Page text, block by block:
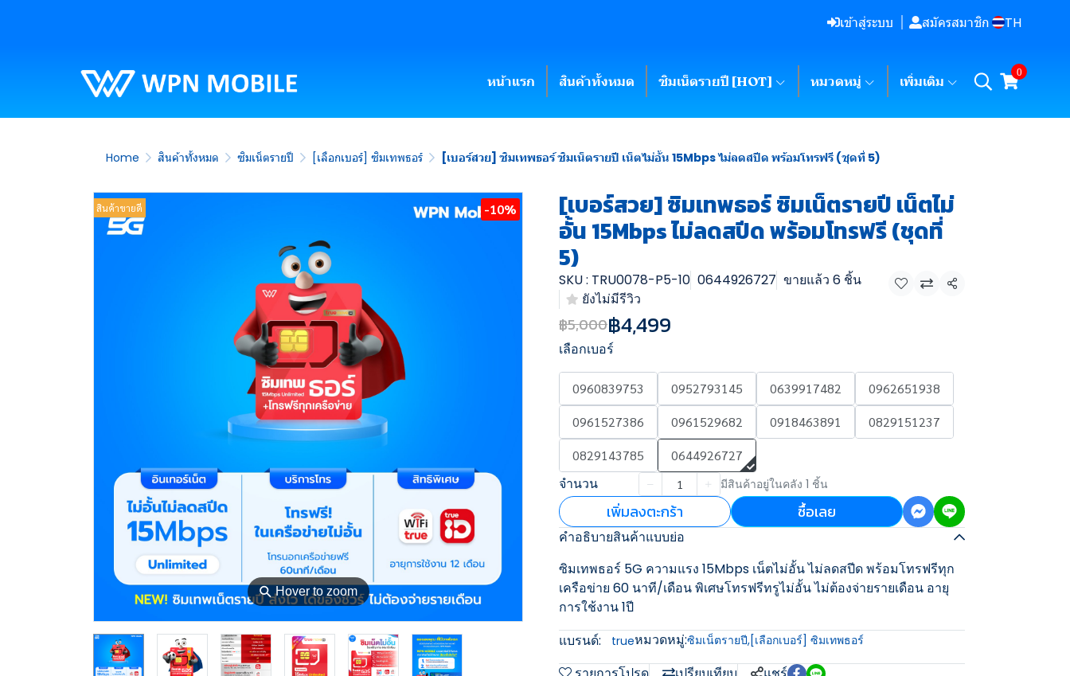
เข้าสู่ระบบ สมัครสมาชิก TH
หน้าแรก สินค้าทั้งหมด ซิมเน็ตรายปี [HOT] หมวดหมู่ เพิ่มเติม
0
Home สินค้าทั้งหมด ซิมเน็ตรายปี [เลือกเบอร์] ซิมเทพธอร์ [เบอร์สวย] ซิมเทพธอร์ ซิมเน็ตรายปี เน็ตไม่อั้น 15Mbps ไม่ลดสปีด พร้อมโทรฟรี (ชุดที่ 5)
⚲Hover to zoom
สินค้าขายดี -10% [เบอร์สวย] ซิมเทพธอร์ ซิมเน็ตรายปี เน็ตไม่
อั้น 15Mbps ไม่ลดสปีด พร้อมโทรฟรี (ชุดที่
5)
SKU : TRU0078-P5-10 0644926727 ขายแล้ว 6 ชิ้น
ยังไม่มีรีวิว
แชร์
฿5,000฿4,499
เลือกเบอร์
0960839753 0952793145 0639917482
0962651938
0961527386
0961529682 0918463891
0829151237
0829143785
0644926727
จำนวน มีสินค้าอยู่ในคลัง 1 ชิ้น
เพิ่มลงตะกร้า ซื้อเลย
คำอธิบายสินค้าแบบย่อ
ซิมเทพธอร์ 5G ความแรง 15Mbps เน็ตไม่อั้น ไม่ลดสปีด พร้อมโทรฟรีทุก
เครือข่าย 60 นาที/เดือน พิเศษโทรฟรีทรูไม่อั้น ไม่ต้องจ่ายรายเดือน อายุ
การใช้งาน 1ปี
แบรนด์:
trueหมวดหมู่:ซิมเน็ตรายปี,[เลือกเบอร์] ซิมเทพธอร์